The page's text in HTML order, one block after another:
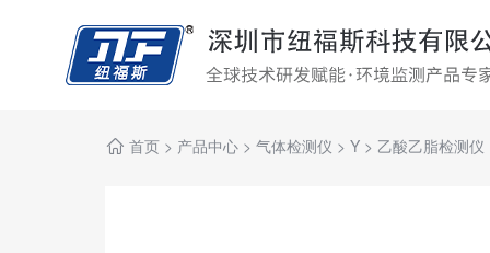
首页 > 产品中心 > 气体检测仪 > Y > 乙酸乙脂检测仪